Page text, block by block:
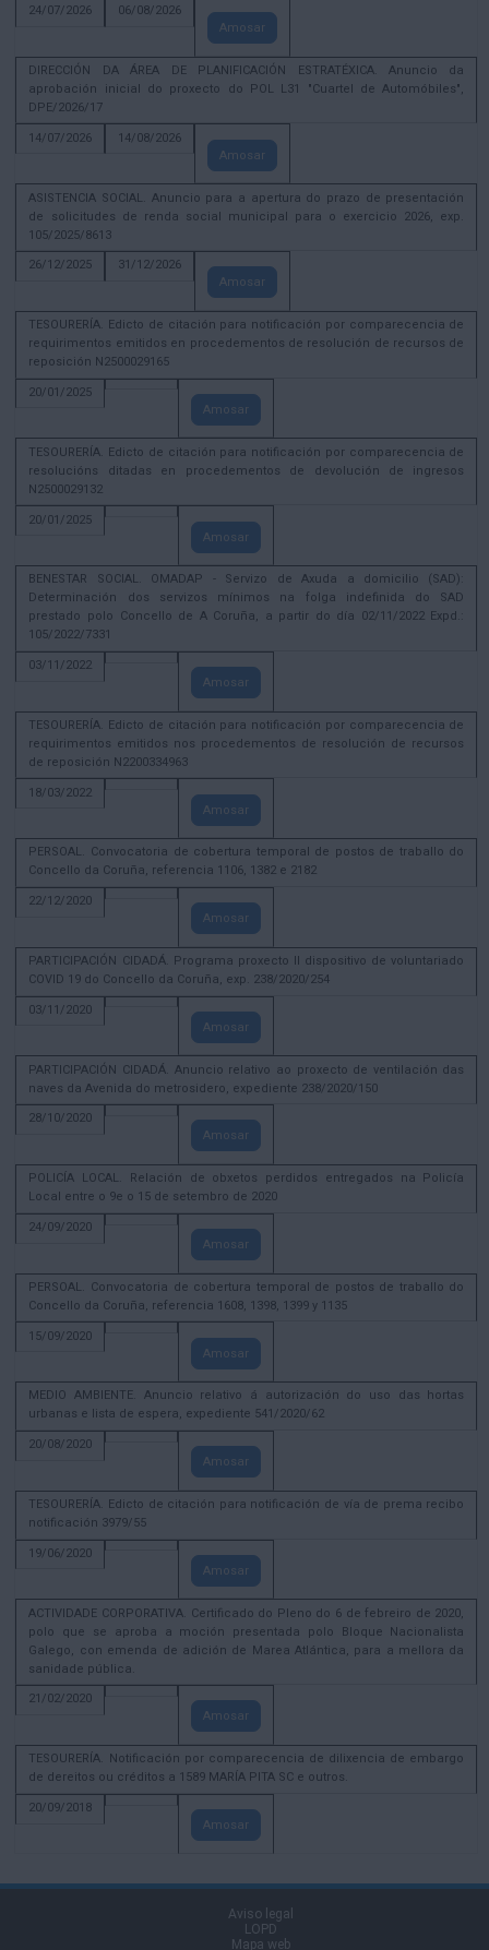
24/07/2026
06/08/2026
Amosar
DIRECCIÓN DA ÁREA DE PLANIFICACIÓN ESTRATÉXICA. Anuncio da
aprobación inicial do proxecto do POL L31 "Cuartel de Automóbiles",
DPE/2026/17
14/07/2026
14/08/2026
Amosar
ASISTENCIA SOCIAL. Anuncio para a apertura do prazo de presentación
de solicitudes de renda social municipal para o exercicio 2026, exp.
105/2025/8613
26/12/2025
31/12/2026
Amosar
TESOURERÍA. Edicto de citación para notificación por comparecencia de
requirimentos emitidos en procedementos de resolución de recursos de
reposición N2500029165
20/01/2025
Amosar
TESOURERÍA. Edicto de citación para notificación por comparecencia de
resolucións ditadas en procedementos de devolución de ingresos
N2500029132
20/01/2025
Amosar
BENESTAR SOCIAL. OMADAP - Servizo de Axuda a domicilio (SAD):
Determinación dos servizos mínimos na folga indefinida do SAD
prestado polo Concello de A Coruña, a partir do día 02/11/2022 Expd.:
105/2022/7331
03/11/2022
Amosar
TESOURERÍA. Edicto de citación para notificación por comparecencia de
requirimentos emitidos nos procedementos de resolución de recursos
de reposición N2200334963
18/03/2022
Amosar
PERSOAL. Convocatoria de cobertura temporal de postos de traballo do
Concello da Coruña, referencia 1106, 1382 e 2182
22/12/2020
Amosar
PARTICIPACIÓN CIDADÁ. Programa proxecto II dispositivo de voluntariado
COVID 19 do Concello da Coruña, exp. 238/2020/254
03/11/2020
Amosar
PARTICIPACIÓN CIDADÁ. Anuncio relativo ao proxecto de ventilación das
naves da Avenida do metrosidero, expediente 238/2020/150
28/10/2020
Amosar
POLICÍA LOCAL. Relación de obxetos perdidos entregados na Policía
Local entre o 9e o 15 de setembro de 2020
24/09/2020
Amosar
PERSOAL. Convocatoria de cobertura temporal de postos de traballo do
Concello da Coruña, referencia 1608, 1398, 1399 y 1135
15/09/2020
Amosar
MEDIO AMBIENTE. Anuncio relativo á autorización do uso das hortas
urbanas e lista de espera, expediente 541/2020/62
20/08/2020
Amosar
TESOURERÍA. Edicto de citación para notificación de vía de prema recibo
notificación 3979/55
19/06/2020
Amosar
ACTIVIDADE CORPORATIVA. Certificado do Pleno do 6 de febreiro de 2020,
polo que se aproba a moción presentada polo Bloque Nacionalista
Galego, con emenda de adición de Marea Atlántica, para a mellora da
sanidade pública.
21/02/2020
Amosar
TESOURERÍA. Notificación por comparecencia de dilixencia de embargo
de dereitos ou créditos a 1589 MARÍA PITA SC e outros.
20/09/2018
Amosar
Aviso legal
LOPD
Mapa web